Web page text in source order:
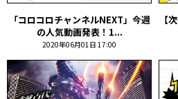
「コロコロチャンネルNEXT」今週
の人気動画発表！1...
2020年06月01日 17:00
【